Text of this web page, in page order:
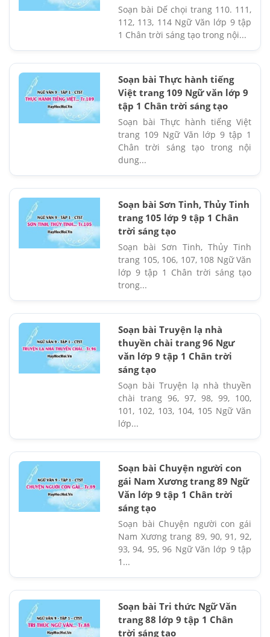
Soạn bài Dế chọi trang 110. 111,
112, 113, 114 Ngữ Văn lớp 9 tập
1 Chân trời sáng tạo trong nội...
Soạn bài Thực hành tiếng
Việt trang 109 Ngữ văn lớp 9
tập 1 Chân trời sáng tạo
Soạn bài Thực hành tiếng Việt
trang 109 Ngữ Văn lớp 9 tập 1
Chân trời sáng tạo trong nội
dung...
Soạn bài Sơn Tinh, Thủy Tinh
trang 105 lớp 9 tập 1 Chân
trời sáng tạo
Soạn bài Sơn Tinh, Thủy Tinh
trang 105, 106, 107, 108 Ngữ Văn
lớp 9 tập 1 Chân trời sáng tạo
trong...
Soạn bài Truyện lạ nhà
thuyền chài trang 96 Ngư
văn lớp 9 tập 1 Chân trời
sáng tạo
Soạn bài Truyện lạ nhà thuyền
chài trang 96, 97, 98, 99, 100,
101, 102, 103, 104, 105 Ngữ Văn
lớp...
Soạn bài Chuyện người con
gái Nam Xương trang 89 Ngữ
Văn lớp 9 tập 1 Chân trời
sáng tạo
Soạn bài Chuyện người con gái
Nam Xương trang 89, 90, 91, 92,
93, 94, 95, 96 Ngữ Văn lớp 9 tập
1...
Soạn bài Tri thức Ngữ Văn
trang 88 lớp 9 tập 1 Chân
trời sáng tạo